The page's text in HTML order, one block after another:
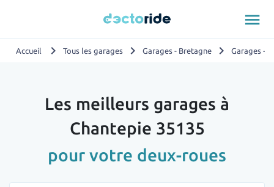
menu
Accueil chevron_right Tous les garages chevron_right Garages - Bretagne chevron_right Garages -
Les meilleurs garages à
Chantepie 35135
pour votre deux-roues